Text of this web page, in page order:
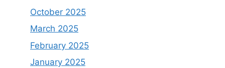
October 2025
March 2025
February 2025
January 2025